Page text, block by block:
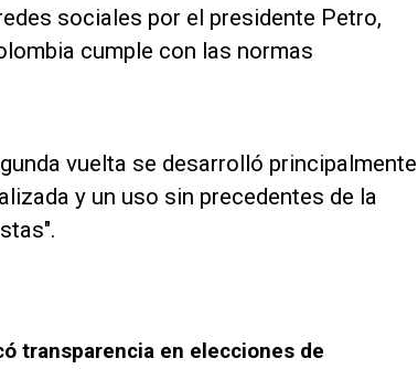
sociales por el presidente Petro,
cumple con las normas
vuelta se desarrolló principalmente
y un uso sin precedentes de la
transparencia en elecciones de